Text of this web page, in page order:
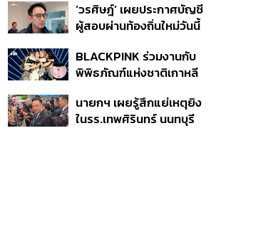
เกาหลีใต้?
‘วรศิษฎ์’ เผยประกาศบัญชี
ผู้สอบผ่านท้องถิ่นใหม่วันนี้
5,925 ราย เริ่ม ต.ค.
BLACKPINK ร่วมงานกับ
พิพิธภัณฑ์แห่งชาติเกาหลี
10 ปีการเดบิวต์
นายกฯ เผยรู้สึกแย่เหตุยิง
ในรร.เทพศิรินทร์ นนทบุรี